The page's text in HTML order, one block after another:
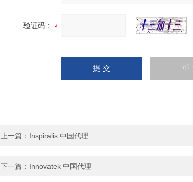
验证码：
上一篇： Inspiralis 中国代理
下一篇： Innovatek 中国代理